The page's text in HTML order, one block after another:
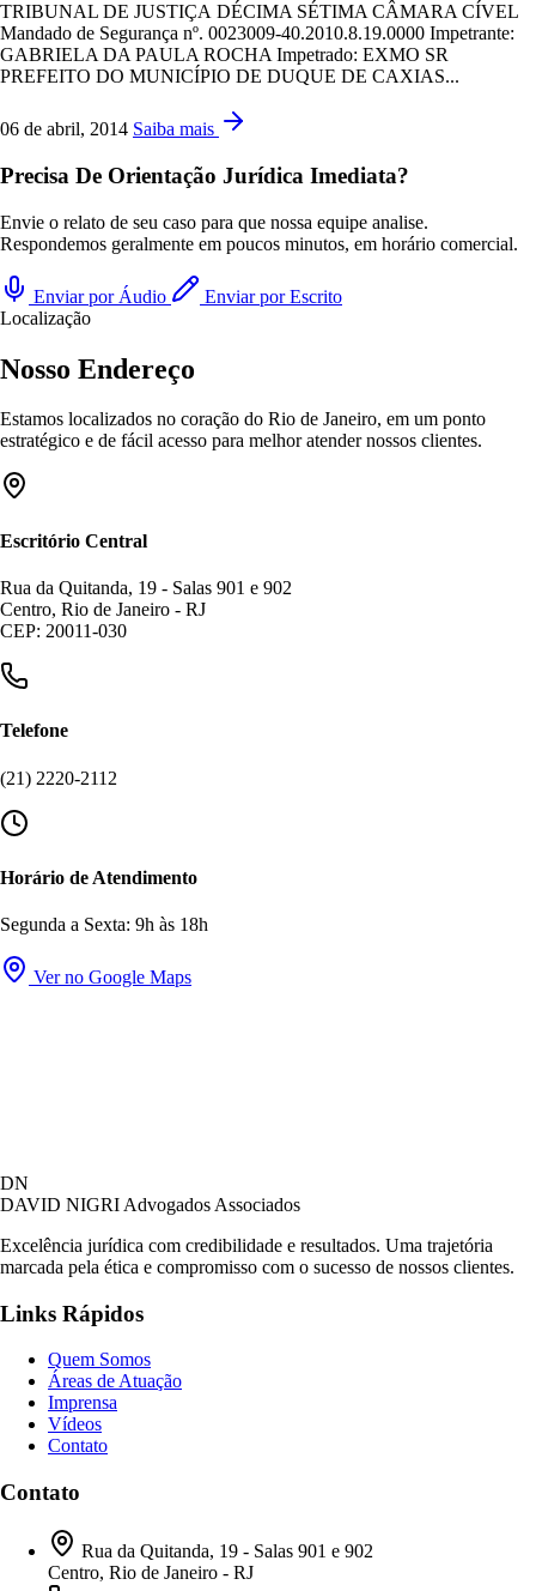
TRIBUNAL DE JUSTIÇA DÉCIMA SÉTIMA CÂMARA CÍVEL
Mandado de Segurança nº. 0023009-40.2010.8.19.0000 Impetrante:
GABRIELA DA PAULA ROCHA Impetrado: EXMO SR
PREFEITO DO MUNICÍPIO DE DUQUE DE CAXIAS...
06 de abril, 2014 Saiba mais
Precisa De Orientação Jurídica Imediata?
Envie o relato de seu caso para que nossa equipe analise.
Respondemos geralmente em poucos minutos, em horário comercial.
Enviar por Áudio
Enviar por Escrito
Localização
Nosso Endereço
Estamos localizados no coração do Rio de Janeiro, em um ponto
estratégico e de fácil acesso para melhor atender nossos clientes.
Escritório Central
Rua da Quitanda, 19 - Salas 901 e 902
Centro, Rio de Janeiro - RJ
CEP: 20011-030
Telefone
(21) 2220-2112
Horário de Atendimento
Segunda a Sexta: 9h às 18h
Ver no Google Maps
DN
DAVID NIGRI Advogados Associados
Excelência jurídica com credibilidade e resultados. Uma trajetória
marcada pela ética e compromisso com o sucesso de nossos clientes.
Links Rápidos
Quem Somos
Áreas de Atuação
Imprensa
Vídeos
Contato
Contato
Rua da Quitanda, 19 - Salas 901 e 902
Centro, Rio de Janeiro - RJ
Online agora
Para que possamos ajudá-lo, por favor, informe
como deseja falar com nossa equipe.
Prefiro ser respondido por: